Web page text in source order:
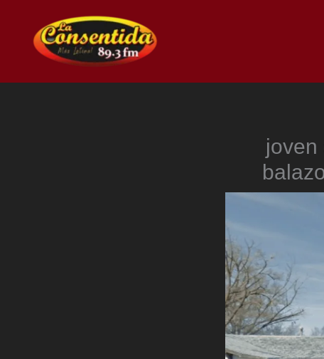
contenido
joven